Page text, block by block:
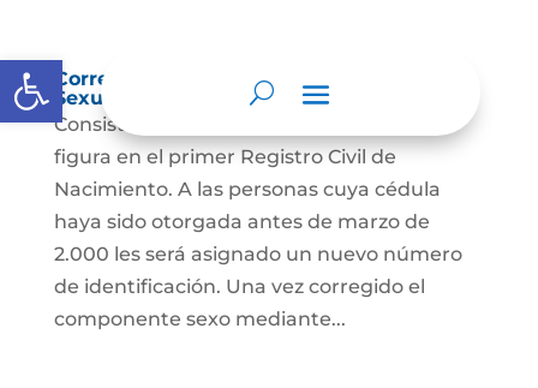
Abrir barra de herramientas
Corrección Componente de Identidad
Sexual en el Registro Civil de Nacimiento
Consiste en el cambio legal del sexo que
figura en el primer Registro Civil de
Nacimiento. A las personas cuya cédula
haya sido otorgada antes de marzo de
2.000 les será asignado un nuevo número
de identificación. Una vez corregido el
componente sexo mediante...